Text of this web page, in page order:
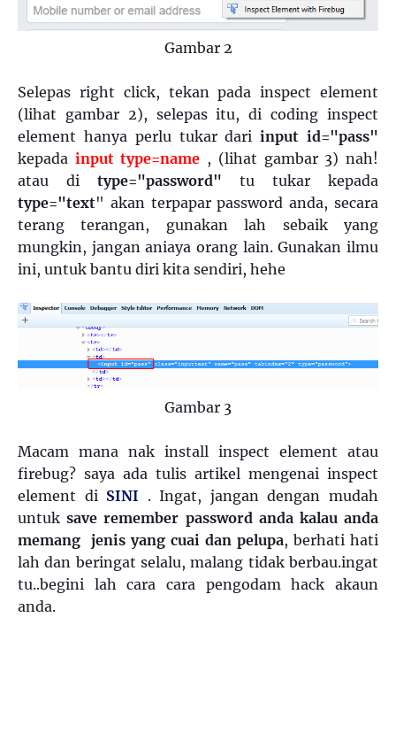
Gambar 2
Selepas right click, tekan pada inspect element
(lihat gambar 2), selepas itu, di coding inspect
element hanya perlu tukar dariinput id="pass"
kepada input type=name , (lihat gambar 3) nah!
atau di type="password" tu tukar kepada
type="text" akan terpapar password anda, secara
terang terangan, gunakan lah sebaik yang
mungkin, jangan aniaya orang lain. Gunakan ilmu
ini, untuk bantu diri kita sendiri, hehe
Gambar 3
Macam mana nak install inspect element atau
firebug? saya ada tulis artikel mengenai inspect
element di SINI . Ingat, jangan dengan mudah
untuksave remember password anda kalau anda
memang jenis yang cuai dan pelupa, berhati hati
lah dan beringat selalu, malang tidak berbau.ingat
tu..begini lah cara cara pengodam hack akaun
anda.